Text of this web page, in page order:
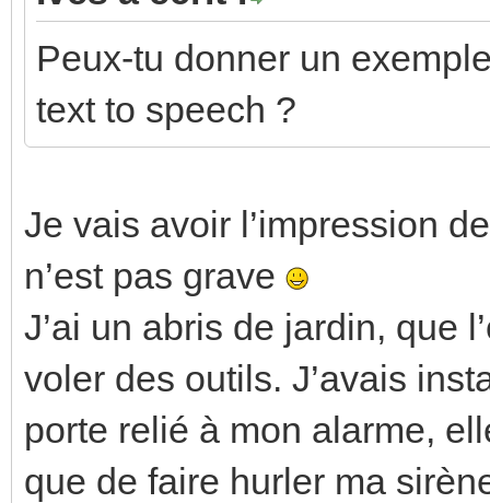
Peux-tu donner un
text to speech ?
Je vais avoir l’impression
n’est pas grave
J’ai un abris de jardin, que
voler des outils. J’avais
porte relié à mon alarme,
que de faire hurler ma